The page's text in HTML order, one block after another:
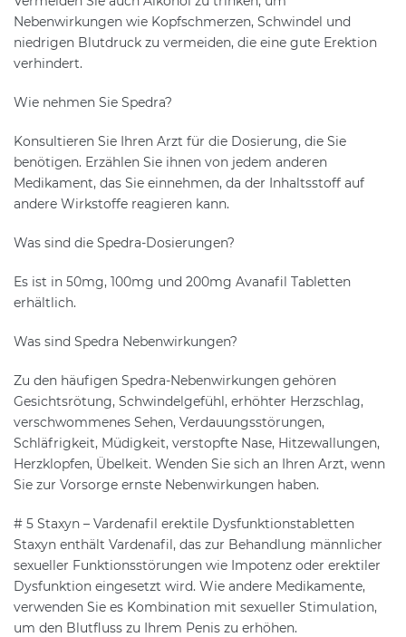
Nebenwirkungen wie Kopfschmerzen, Schwindel und
niedrigen Blutdruck zu vermeiden, die eine gute Erektion
verhindert.
Wie nehmen Sie Spedra?
Konsultieren Sie Ihren Arzt für die Dosierung, die Sie
benötigen. Erzählen Sie ihnen von jedem anderen
Medikament, das Sie einnehmen, da der Inhaltsstoff auf
andere Wirkstoffe reagieren kann.
Was sind die Spedra-Dosierungen?
Es ist in 50mg, 100mg und 200mg Avanafil Tabletten
erhältlich.
Was sind Spedra Nebenwirkungen?
Zu den häufigen Spedra-Nebenwirkungen gehören
Gesichtsrötung, Schwindelgefühl, erhöhter Herzschlag,
verschwommenes Sehen, Verdauungsstörungen,
Schläfrigkeit, Müdigkeit, verstopfte Nase, Hitzewallungen,
Herzklopfen, Übelkeit. Wenden Sie sich an Ihren Arzt, wenn
Sie zur Vorsorge ernste Nebenwirkungen haben.
# 5 Staxyn – Vardenafil erektile Dysfunktionstabletten
Staxyn enthält Vardenafil, das zur Behandlung männlicher
sexueller Funktionsstörungen wie Impotenz oder erektiler
Dysfunktion eingesetzt wird. Wie andere Medikamente,
verwenden Sie es Kombination mit sexueller Stimulation,
um den Blutfluss zu Ihrem Penis zu erhöhen.